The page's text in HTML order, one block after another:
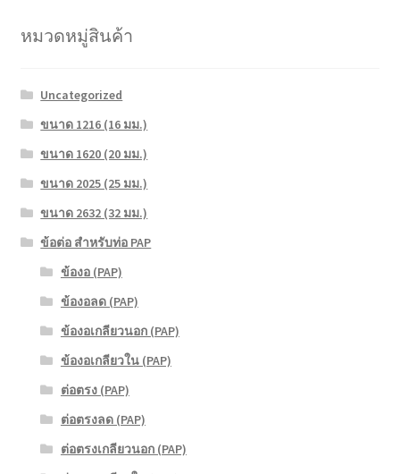
หมวดหมู่สินค้า
Uncategorized
ขนาด 1216 (16 มม.)
ขนาด 1620 (20 มม.)
ขนาด 2025 (25 มม.)
ขนาด 2632 (32 มม.)
ข้อต่อ สำหรับท่อ PAP
ข้องอ (PAP)
ข้องอลด (PAP)
ข้องอเกลียวนอก (PAP)
ข้องอเกลียวใน (PAP)
ต่อตรง (PAP)
ต่อตรงลด (PAP)
ต่อตรงเกลียวนอก (PAP)